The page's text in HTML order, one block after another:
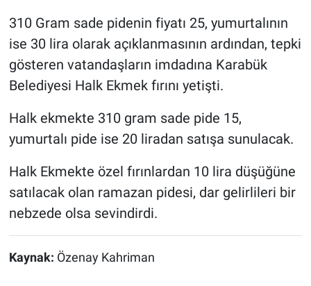
310 Gram sade pidenin fiyatı 25, yumurtalının
ise 30 lira olarak açıklanmasının ardından, tepki
gösteren vatandaşların imdadına Karabük
Belediyesi Halk Ekmek fırını yetişti.
Halk ekmekte 310 gram sade pide 15,
yumurtalı pide ise 20 liradan satışa sunulacak.
Halk Ekmekte özel fırınlardan 10 lira düşüğüne
satılacak olan ramazan pidesi, dar gelirlileri bir
nebzede olsa sevindirdi.
Kaynak: Özenay Kahriman